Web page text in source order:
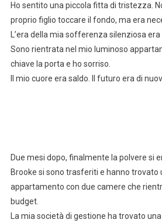
Ho sentito una piccola fitta di tristezza.
proprio figlio toccare il fondo, ma era
L’era della mia sofferenza silenziosa era
Sono rientrata nel mio luminoso
chiave la porta e ho sorriso.
Il mio cuore era saldo. Il futuro era di
Due mesi dopo, finalmente la polvere si
Brooke si sono trasferiti e hanno trovato
appartamento con due camere che
budget.
La mia società di gestione ha trovato